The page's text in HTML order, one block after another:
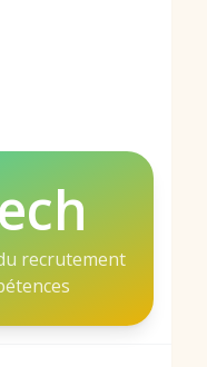
recrutement